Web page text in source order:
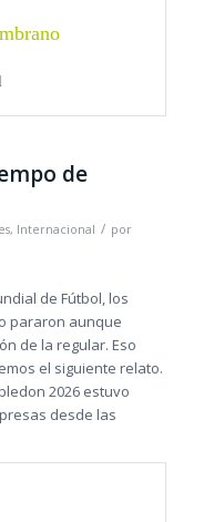
de
, Internacional / por
de Fútbol, los
pararon aunque
de la regular. Eso
el siguiente relato.
2026 estuvo
desde las